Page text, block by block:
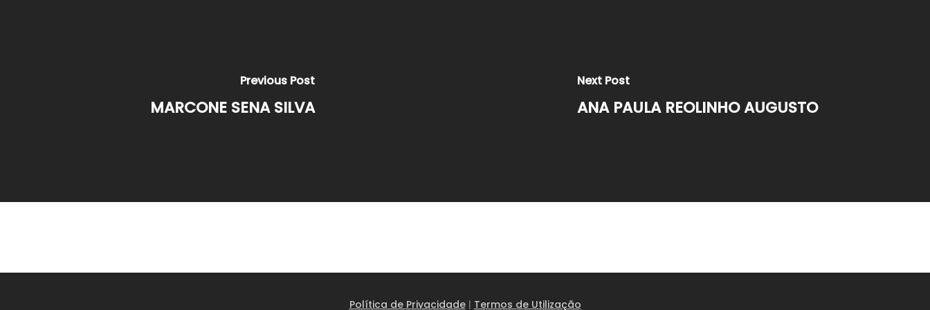
Previous Post
MARCONE SENA SILVA
Next Post
ANA PAULA REOLINHO AUGUSTO
Política de Privacidade| Termos de Utilização